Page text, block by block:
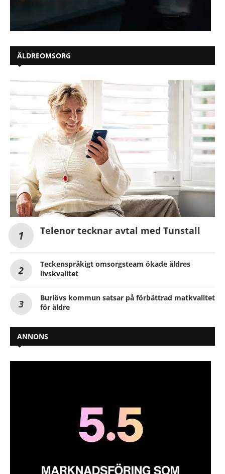
ÄLDREOMSORG
Telenor tecknar avtal med Tunstall
Teckenspråkigt omsorgsteam ökade äldres
livskvalitet
Burlövs kommun satsar på förbättrad matkvalitet
för äldre
ANNONS